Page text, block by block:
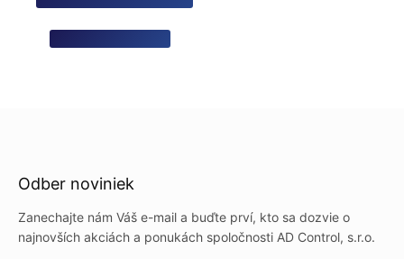
Odber noviniek
Zanechajte nám Váš e-mail a buďte prví, kto sa dozvie o
najnovších akciách a ponukách spoločnosti AD Control, s.r.o.